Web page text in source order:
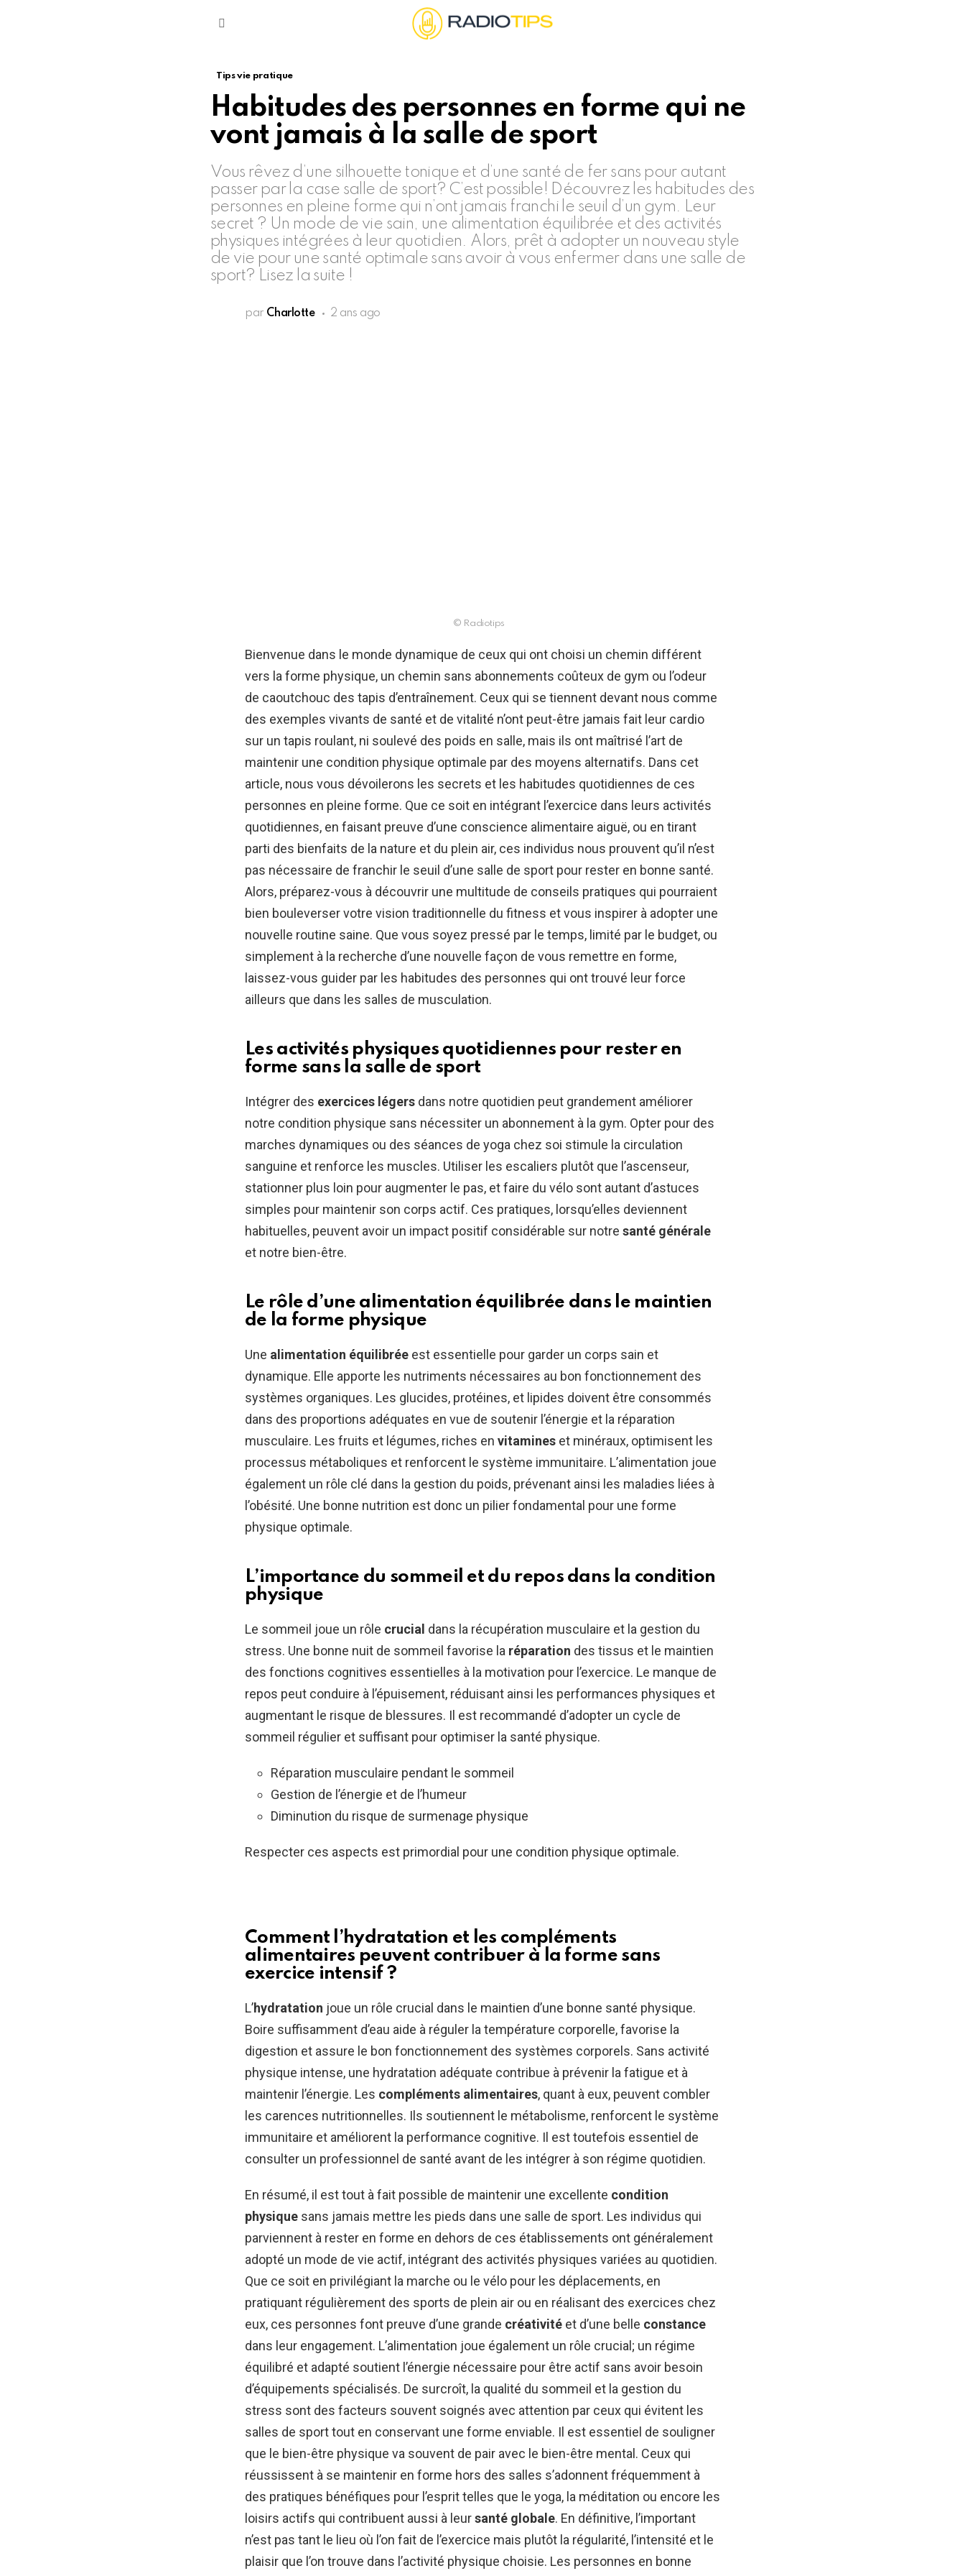
Tips vie pratique
Habitudes des personnes en forme qui ne
vont jamais à la salle de sport
Vous rêvez d’une silhouette tonique et d’une santé de fer sans pour autant
passer par la case salle de sport? C’est possible! Découvrez les habitudes des
personnes en pleine forme qui n’ont jamais franchi le seuil d’un gym. Leur
secret ? Un mode de vie sain, une alimentation équilibrée et des activités
physiques intégrées à leur quotidien. Alors, prêt à adopter un nouveau style
de vie pour une santé optimale sans avoir à vous enfermer dans une salle de
sport? Lisez la suite !
par Charlotte 2 ans ago
© Radiotips
Bienvenue dans le monde dynamique de ceux qui ont choisi un chemin différent
vers la forme physique, un chemin sans abonnements coûteux de gym ou l’odeur
de caoutchouc des tapis d’entraînement. Ceux qui se tiennent devant nous comme
des exemples vivants de santé et de vitalité n’ont peut-être jamais fait leur cardio
sur un tapis roulant, ni soulevé des poids en salle, mais ils ont maîtrisé l’art de
maintenir une condition physique optimale par des moyens alternatifs. Dans cet
article, nous vous dévoilerons les secrets et les habitudes quotidiennes de ces
personnes en pleine forme. Que ce soit en intégrant l’exercice dans leurs activités
quotidiennes, en faisant preuve d’une conscience alimentaire aiguë, ou en tirant
parti des bienfaits de la nature et du plein air, ces individus nous prouvent qu’il n’est
pas nécessaire de franchir le seuil d’une salle de sport pour rester en bonne santé.
Alors, préparez-vous à découvrir une multitude de conseils pratiques qui pourraient
bien bouleverser votre vision traditionnelle du fitness et vous inspirer à adopter une
nouvelle routine saine. Que vous soyez pressé par le temps, limité par le budget, ou
simplement à la recherche d’une nouvelle façon de vous remettre en forme,
laissez-vous guider par les habitudes des personnes qui ont trouvé leur force
ailleurs que dans les salles de musculation.
Les activités physiques quotidiennes pour rester en
forme sans la salle de sport
Intégrer des exercices légers dans notre quotidien peut grandement améliorer
notre condition physique sans nécessiter un abonnement à la gym. Opter pour des
marches dynamiques ou des séances de yoga chez soi stimule la circulation
sanguine et renforce les muscles. Utiliser les escaliers plutôt que l’ascenseur,
stationner plus loin pour augmenter le pas, et faire du vélo sont autant d’astuces
simples pour maintenir son corps actif. Ces pratiques, lorsqu’elles deviennent
habituelles, peuvent avoir un impact positif considérable sur notre santé générale
et notre bien-être.
Le rôle d’une alimentation équilibrée dans le maintien
de la forme physique
Une alimentation équilibrée est essentielle pour garder un corps sain et
dynamique. Elle apporte les nutriments nécessaires au bon fonctionnement des
systèmes organiques. Les glucides, protéines, et lipides doivent être consommés
dans des proportions adéquates en vue de soutenir l’énergie et la réparation
musculaire. Les fruits et légumes, riches en vitamines et minéraux, optimisent les
processus métaboliques et renforcent le système immunitaire. L’alimentation joue
également un rôle clé dans la gestion du poids, prévenant ainsi les maladies liées à
l’obésité. Une bonne nutrition est donc un pilier fondamental pour une forme
physique optimale.
L’importance du sommeil et du repos dans la condition
physique
Le sommeil joue un rôle crucial dans la récupération musculaire et la gestion du
stress. Une bonne nuit de sommeil favorise la réparation des tissus et le maintien
des fonctions cognitives essentielles à la motivation pour l’exercice. Le manque de
repos peut conduire à l’épuisement, réduisant ainsi les performances physiques et
augmentant le risque de blessures. Il est recommandé d’adopter un cycle de
sommeil régulier et suffisant pour optimiser la santé physique.
Réparation musculaire pendant le sommeil
Gestion de l’énergie et de l’humeur
Diminution du risque de surmenage physique
Respecter ces aspects est primordial pour une condition physique optimale.
Comment l’hydratation et les compléments
alimentaires peuvent contribuer à la forme sans
exercice intensif ?
L’hydratation joue un rôle crucial dans le maintien d’une bonne santé physique.
Boire suffisamment d’eau aide à réguler la température corporelle, favorise la
digestion et assure le bon fonctionnement des systèmes corporels. Sans activité
physique intense, une hydratation adéquate contribue à prévenir la fatigue et à
maintenir l’énergie. Les compléments alimentaires, quant à eux, peuvent combler
les carences nutritionnelles. Ils soutiennent le métabolisme, renforcent le système
immunitaire et améliorent la performance cognitive. Il est toutefois essentiel de
consulter un professionnel de santé avant de les intégrer à son régime quotidien.
En résumé, il est tout à fait possible de maintenir une excellente condition
physique sans jamais mettre les pieds dans une salle de sport. Les individus qui
parviennent à rester en forme en dehors de ces établissements ont généralement
adopté un mode de vie actif, intégrant des activités physiques variées au quotidien.
Que ce soit en privilégiant la marche ou le vélo pour les déplacements, en
pratiquant régulièrement des sports de plein air ou en réalisant des exercices chez
eux, ces personnes font preuve d’une grande créativité et d’une belle constance
dans leur engagement. L’alimentation joue également un rôle crucial; un régime
équilibré et adapté soutient l’énergie nécessaire pour être actif sans avoir besoin
d’équipements spécialisés. De surcroît, la qualité du sommeil et la gestion du
stress sont des facteurs souvent soignés avec attention par ceux qui évitent les
salles de sport tout en conservant une forme enviable. Il est essentiel de souligner
que le bien-être physique va souvent de pair avec le bien-être mental. Ceux qui
réussissent à se maintenir en forme hors des salles s’adonnent fréquemment à
des pratiques bénéfiques pour l’esprit telles que le yoga, la méditation ou encore les
loisirs actifs qui contribuent aussi à leursanté globale. En définitive, l’important
n’est pas tant le lieu où l’on fait de l’exercice mais plutôt la régularité, l’intensité et le
plaisir que l’on trouve dans l’activité physique choisie. Les personnes en bonne